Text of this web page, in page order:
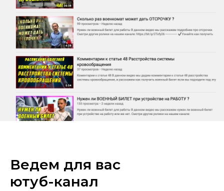
Ведем для вас
ютуб-канал